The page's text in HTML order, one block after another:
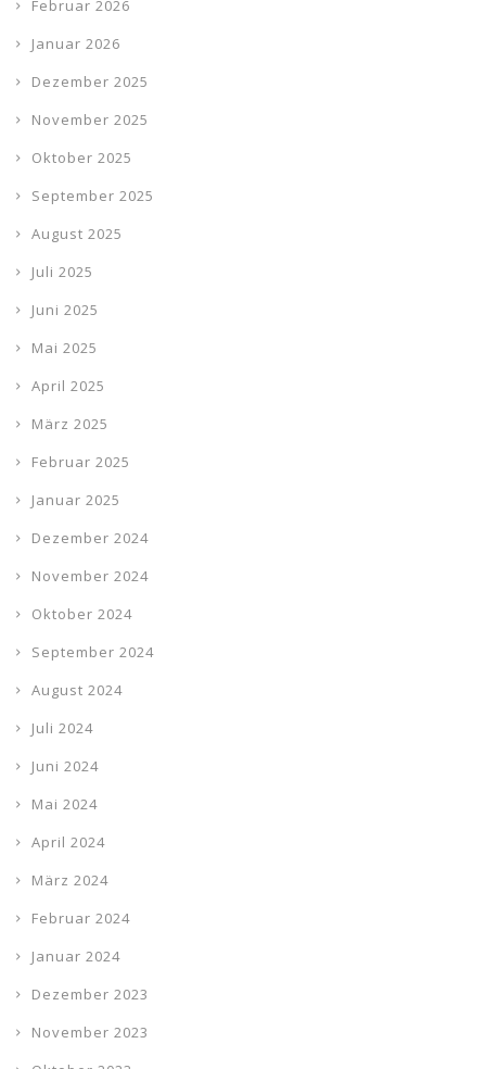
Februar 2026
Januar 2026
Dezember 2025
November 2025
Oktober 2025
September 2025
August 2025
Juli 2025
Juni 2025
Mai 2025
April 2025
März 2025
Februar 2025
Januar 2025
Dezember 2024
November 2024
Oktober 2024
September 2024
August 2024
Juli 2024
Juni 2024
Mai 2024
April 2024
März 2024
Februar 2024
Januar 2024
Dezember 2023
November 2023